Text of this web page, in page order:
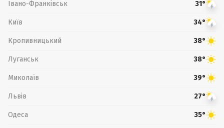
Івано-Франківськ 31°
Київ 34°
Кропивницький 38°
Луганськ 38°
Миколаїв 39°
Львів 27°
Одеса 35°